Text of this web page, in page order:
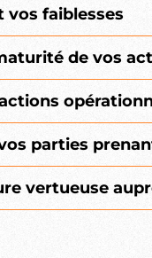
vos faiblesses
de vos
parties
vertueuse